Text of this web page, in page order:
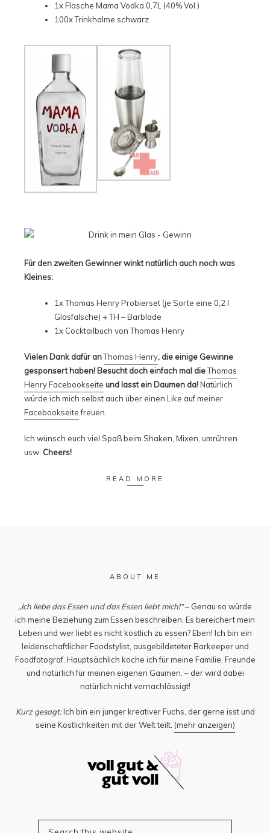
1xFlasche Mama Vodka 0,7L (40% Vol.)
100x Trinkhalme schwarz
Für den zweiten Gewinner winkt natürlich auch noch was
Kleines:
1xThomas HenryProbierset (je Sorte eine 0,2 l
Glasfalsche) + TH – Barblade
1x Cocktailbuch vonThomas Henry
Vielen Dank dafür anThomas Henry, die einige Gewinne
gesponsert haben! Besucht doch einfach mal dieThomas
Henry Facebookseite und lasst ein Daumen da!Natürlich
würde ich mich selbst auch über einen Like auf meiner
Facebookseitefreuen.
Ich wünsch euch viel Spaß beim Shaken, Mixen, umrühren
usw. Cheers!
READ MORE
ABOUT ME
„Ich liebe das Essen und das Essen liebt mich!“– Genau so würde
ich meine Beziehung zum Essen beschreiben. Es bereichert mein
Leben und wer liebt es nicht köstlich zu essen? Eben! Ich bin ein
leidenschaftlicher Foodstylist, ausgebildeteter Barkeeper und
Foodfotograf. Hauptsächlich koche ich für meine Familie, Freunde
und natürlich für meinen eigenen Gaumen. – der wird dabei
natürlich nicht vernachlässigt!
Kurz gesagt:Ich bin ein junger kreativer Fuchs, der gerne isst und
seine Köstlichkeiten mit der Welt teilt. (mehr anzeigen)